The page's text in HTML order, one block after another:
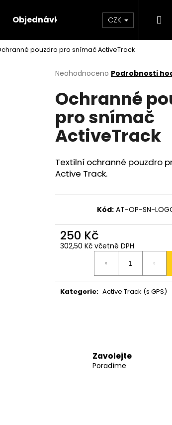
Objednávka servisu Kontakty
CZK
pouzdro pro snímač ActiveTrack
Průměrné
produktu
je
5
hvězdiček.
Neohodnoceno Podrobnosti
Ochranné
pro snímač
ActiveTrack
Textilní ochranné pouzdro
Active Track.
Kód: AT-OP-SN-
250 Kč
302,50 Kč včetně DPH
Kategorie: Active Track (s GPS)
Zavolejte
Poradíme
BATERIE PRO SNÍMAČ ACTIVE TRACK